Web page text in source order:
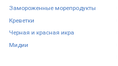
Замороженные морепродукты
Креветки
Черная и красная икра
Мидии